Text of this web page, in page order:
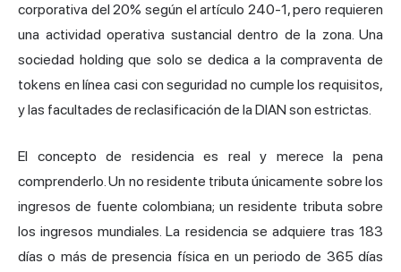
corporativa del 20% según el artículo 240-1, pero requieren
una actividad operativa sustancial dentro de la zona. Una
sociedad holding que solo se dedica a la compraventa de
tokens en línea casi con seguridad no cumple los requisitos,
y las facultades de reclasificación de la DIAN son estrictas.
El concepto de residencia es real y merece la pena
comprenderlo. Un no residente tributa únicamente sobre los
ingresos de fuente colombiana; un residente tributa sobre
los ingresos mundiales. La residencia se adquiere tras 183
días o más de presencia física en un periodo de 365 días